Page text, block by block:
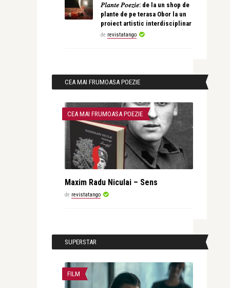
𝑃𝑙𝑎𝑛𝑡𝑒 𝑃𝑜𝑒𝑧𝑖𝑒: de la un shop de
plante de pe terasa Obor la un
proiect artistic interdisciplinar
de revistatango
CEA MAI FRUMOASA POEZIE
CEA MAI FRUMOASA POEZIE
Maxim Radu Niculai – Sens
de revistatango
SUPERSTAR
FILM